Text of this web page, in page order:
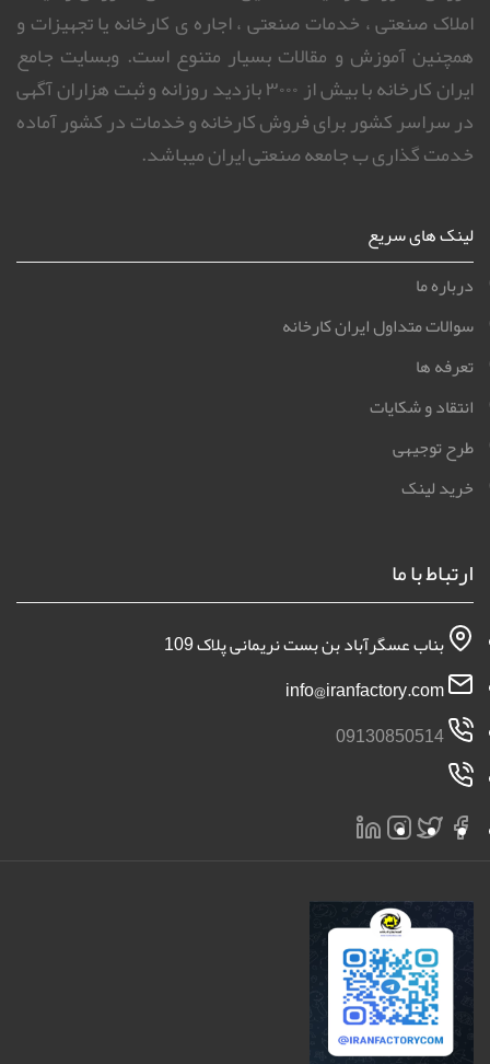
املاک صنعتی ، خدمات صنعتی ، اجاره ی کارخانه یا تجهیزات و
همچنین آموزش و مقالات بسیار متنوع است. وبسایت جامع
ایران کارخانه با بیش از ۳۰۰۰ بازدید روزانه و ثبت هزاران آگهی
در سراسر کشور برای فروش کارخانه و خدمات در کشور آماده
خدمت گذاری ب جامعه صنعتی ایران میباشد.
لینک های سریع
درباره ما
سوالات متداول ایران کارخانه
تعرفه ها
انتقاد و شکایات
طرح توجیهی
خرید لینک
ارتباط با ما
بناب عسگرآباد بن بست نریمانی پلاک 109
09130850514